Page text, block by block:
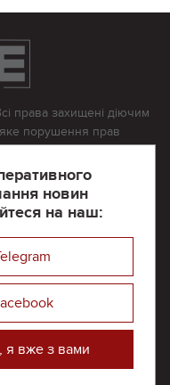
новин
на наш:
я вже з вами
права захищені діючим
порушення прав
Будь-яке відтворення
дозволу редакції.
матеріалів, розміщених
посилання на інші
несе редакційна
та підтримується